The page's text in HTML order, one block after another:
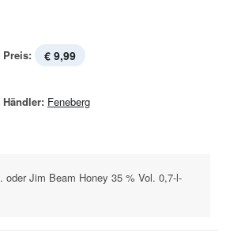
Preis: € 9,99
Händler: Feneberg
oder Jim Beam Honey 35 % Vol. 0,7-l-